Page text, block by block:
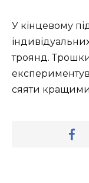
У кінцевому
троянд.
сяяти